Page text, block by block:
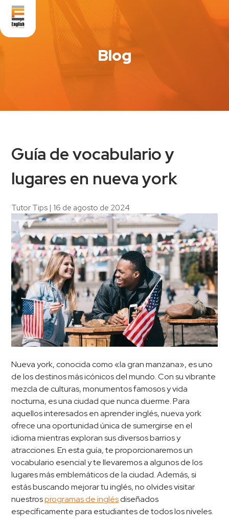
Blog
Guía de vocabulario y
lugares en nueva york
Tutor Tips | 16 de agosto de 2024
Nueva york, conocida como «la gran manzana», es uno
de los destinos más icónicos del mundo. Con su vibrante
mezcla de culturas, monumentos famosos y vida
nocturna, es una ciudad que nunca duerme. Para
aquellos interesados en aprender inglés, nueva york
ofrece una oportunidad única de sumergirse en el
idioma mientras exploran sus diversos barrios y
atracciones. En esta guía, te proporcionaremos un
vocabulario esencial y te llevaremos a algunos de los
lugares más emblemáticos de la ciudad. Además, si
estás buscando mejorar tu inglés, no olvides visitar
nuestrosprogramas de inglésdiseñados
específicamente para estudiantes de todos los niveles.